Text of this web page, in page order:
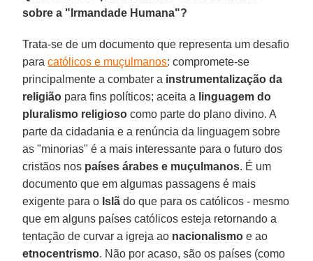
sobre a "Irmandade Humana"?
Trata-se de um documento que representa um desafio
paracatólicos e muçulmanos: compromete-se
principalmente a combater a instrumentalização da
religião para fins políticos; aceita a linguagem do
pluralismo religioso como parte do plano divino. A
parte da cidadania e a renúncia da linguagem sobre
as "minorias" é a mais interessante para o futuro dos
cristãos nos países árabes e muçulmanos. É um
documento que em algumas passagens é mais
exigente para o Islã do que para os católicos - mesmo
que em alguns países católicos esteja retornando a
tentação de curvar a igreja ao nacionalismo e ao
etnocentrismo. Não por acaso, são os países (como